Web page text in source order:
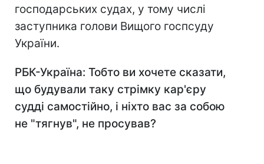
господарських судах, у тому числі
заступника голови Вищого госпсуду
України.
РБК-Україна: Тобто ви хочете сказати,
що будували таку стрімку кар'єру
судді самостійно, і ніхто вас за собою
не "тягнув", не просував?